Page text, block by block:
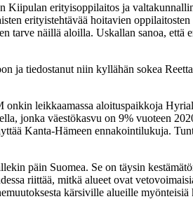
Kiipulan erityisoppilaitos ja
erityistehtävää hoitavien
tarve näillä aloilla. Uskallan sanoa, että
ja tiedostanut niin kyllähän sokea
leikkaamassa aloituspaikkoja
jonka väestökasvu on 9% vuoteen
Kanta-Hämeen ennakointilukuja.
päin Suomea. Se on täysin
riittää, mitkä alueet ovat
kärsiville alueille myönteisiä